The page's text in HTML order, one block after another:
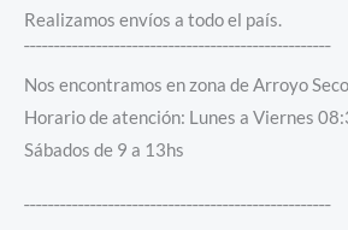
Realizamos envíos a todo el país.
¯¯¯¯¯¯¯¯¯¯¯¯¯¯¯¯¯¯¯¯¯¯¯¯¯¯¯¯¯¯¯¯¯¯¯¯¯¯¯¯¯¯¯¯¯¯¯¯¯¯¯
Nos encontramos en zona de Arroyo
Horario de atención: Lunes a Viernes
Sábados de 9 a 13hs
¯¯¯¯¯¯¯¯¯¯¯¯¯¯¯¯¯¯¯¯¯¯¯¯¯¯¯¯¯¯¯¯¯¯¯¯¯¯¯¯¯¯¯¯¯¯¯¯¯¯¯